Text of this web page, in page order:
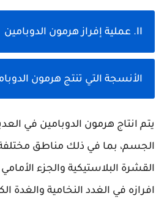
II. عملية إفراز هرمون الدوبامين
الأنسجة التي تنتج هرمون
يتم انتاج هرمون الدوبامين في
الجسم، بما في ذلك مناطق
القشرة البلاستيكية والجزء
افرازه في الغدد النخامية والغدة